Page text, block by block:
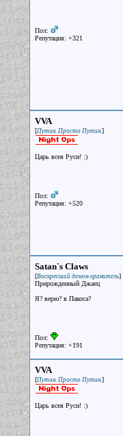
Пол:
Репутация: +321
VVA
[Путин. Просто Путин.]
Царь всея Руси! :)
Пол:
Репутация: +520
Satan`s Claws
[Воскресший демон-хранитель]
Прирожденный Джаец
Я? верю? в Пакоса?
Пол:
Репутация: +191
VVA
[Путин. Просто Путин.]
Царь всея Руси! :)